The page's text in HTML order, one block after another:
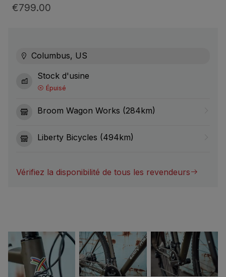
€799.00
Columbus, US
Stock d'usine
Épuisé
Broom Wagon Works (284km)
Liberty Bicycles (494km)
Vérifiez la disponibilité de tous les revendeurs